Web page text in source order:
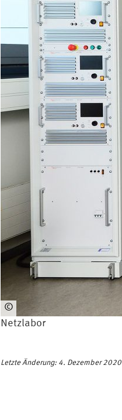
©
HSU
Netzlabor
Letzte Änderung: 4. Dezember 2020